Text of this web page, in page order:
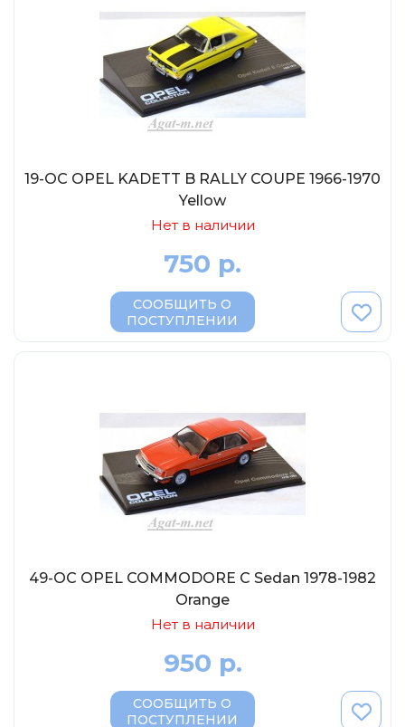
19-OC OPEL KADETT B RALLY COUPE 1966-1970
Yellow
Нет в наличии
750 р.
СООБЩИТЬ О
ПОСТУПЛЕНИИ
49-OC OPEL COMMODORE C Sedan 1978-1982
Orange
Нет в наличии
950 р.
СООБЩИТЬ О
ПОСТУПЛЕНИИ